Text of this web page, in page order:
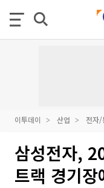
이투데이 산업 전자
삼성전자,
트랙 경기